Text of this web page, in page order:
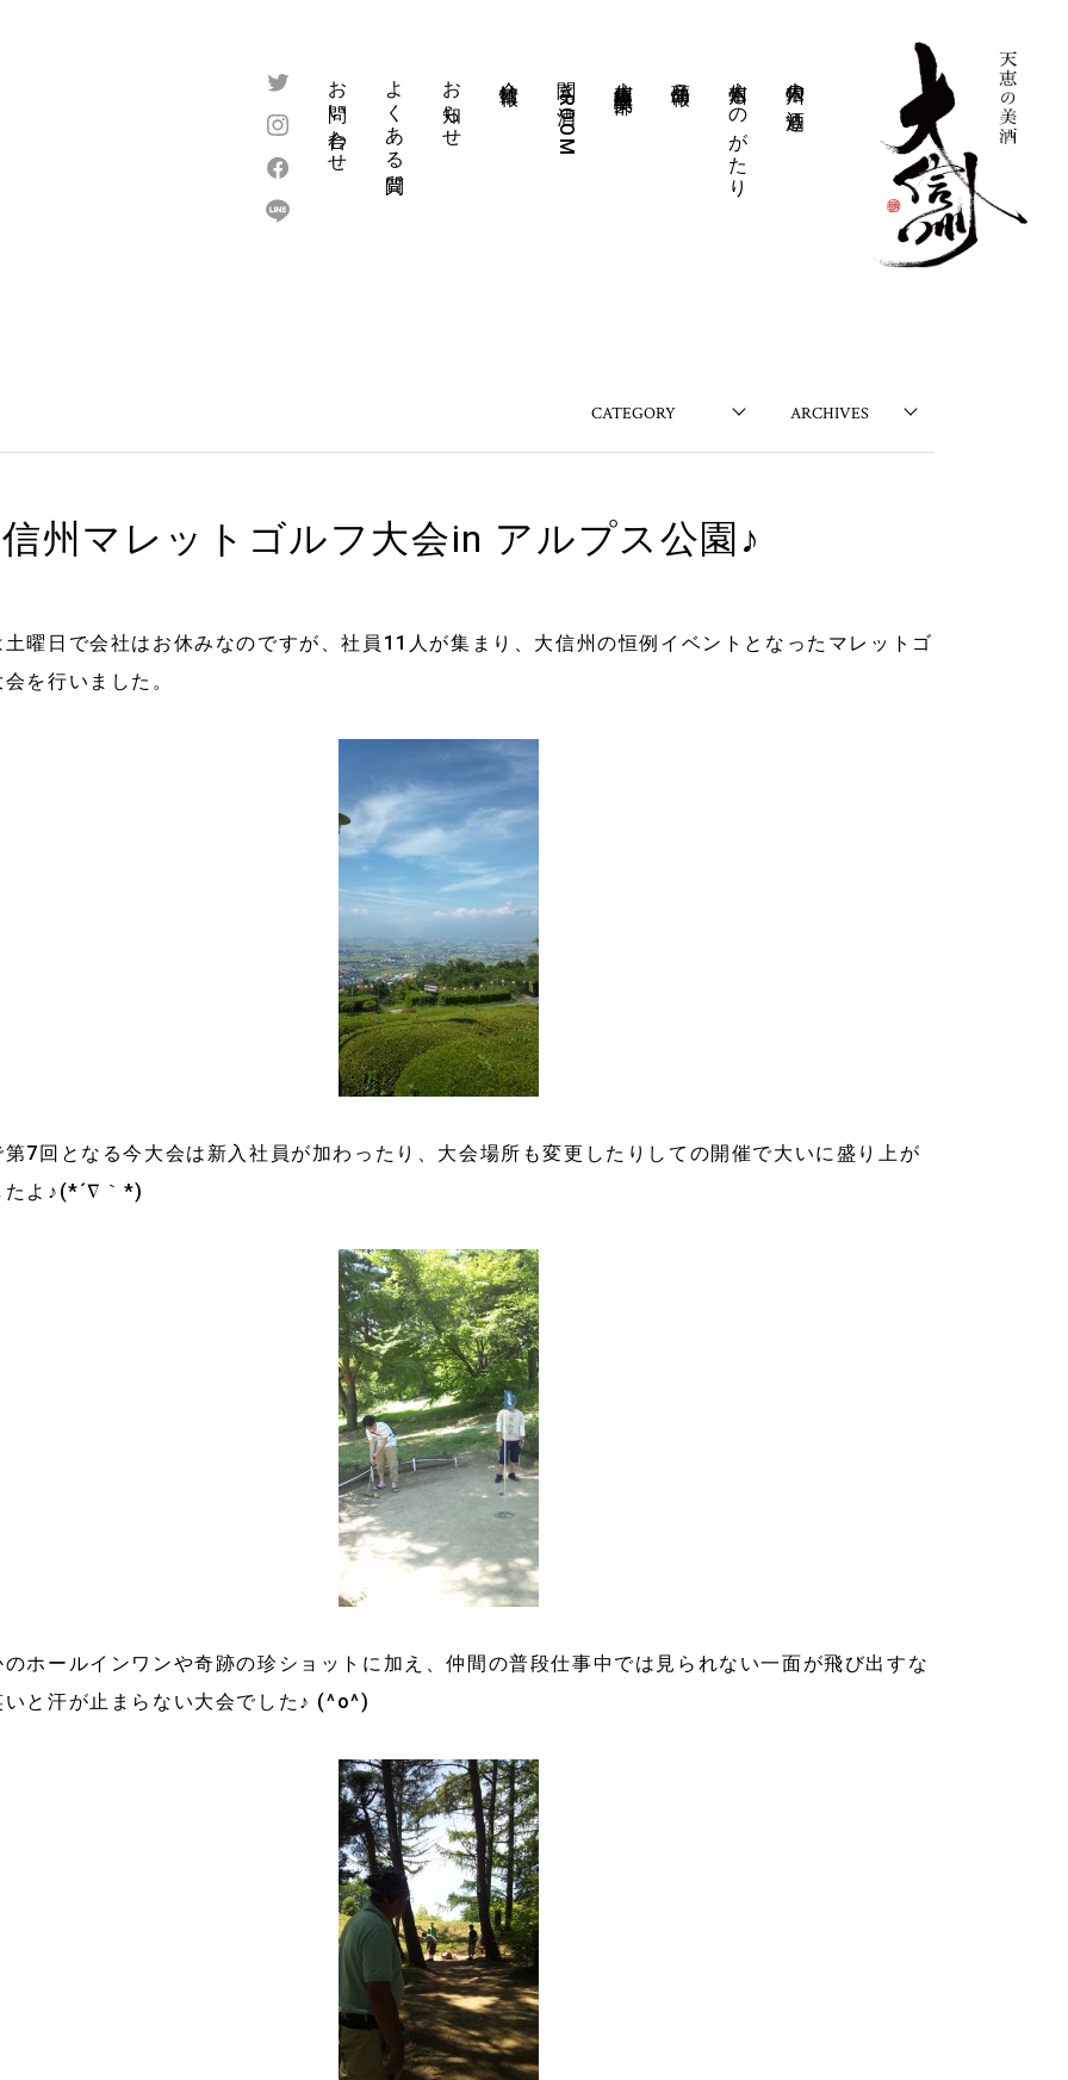
大信州の酒造り
大信州ものがたり
聞き酒ROOM
お知らせ
よくある質問
お問い合わせ
州マレットゴルフ大会in アルプス公園♪
土曜日で会社はお休みなのですが、社員11人が集まり、大信州の恒例イベントとなったマレットゴ
を行いました。
第7回となる今大会は新入社員が加わったり、大会場所も変更したりしての開催で大いに盛り上が
たよ♪(*´∇｀*)
のホールインワンや奇跡の珍ショットに加え、仲間の普段仕事中では見られない一面が飛び出すな
いと汗が止まらない大会でした♪ (^o^)